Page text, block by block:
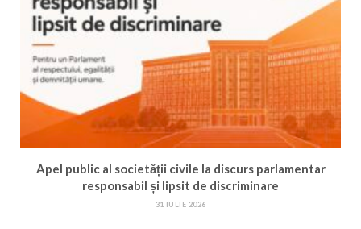
Apel public al societății civile la discurs parlamentar
responsabil și lipsit de discriminare
31 IULIE 2026